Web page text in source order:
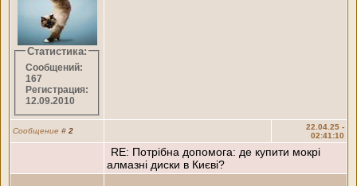
Статистика:
Сообщений:
167
Регистрация:
12.09.2010
Сообщение # 2
22.04.25 -
02:41:10
RE: Потрібна допомога: де купити мокрі
алмазні диски в Києві?